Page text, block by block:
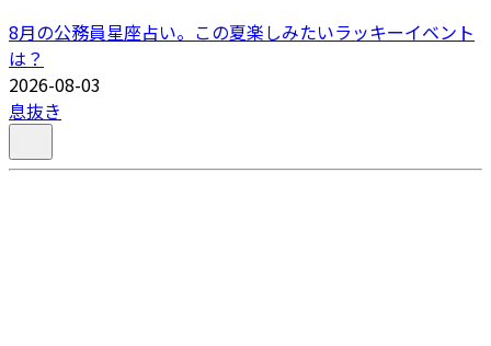
8月の公務員星座占い。この夏楽しみたいラッキーイベント
は？
2026-08-03
息抜き